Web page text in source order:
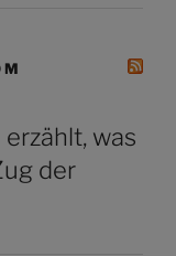
was
der